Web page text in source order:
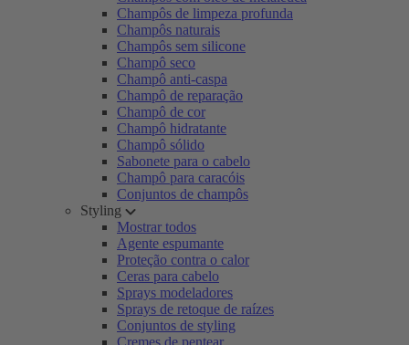
Champôs de limpeza profunda
Champôs naturais
Champôs sem silicone
Champô seco
Champô anti-caspa
Champô de reparação
Champô de cor
Champô hidratante
Champô sólido
Sabonete para o cabelo
Champô para caracóis
Conjuntos de champôs
Styling
Mostrar todos
Agente espumante
Proteção contra o calor
Ceras para cabelo
Sprays modeladores
Sprays de retoque de raízes
Conjuntos de styling
Cremes de pentear